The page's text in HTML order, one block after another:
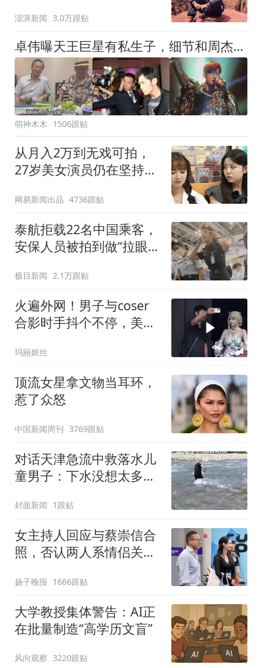
人家属
澎湃新闻 3.0万跟贴
卓伟曝天王巨星有私生子，细节和周杰伦对上了，网友扒出更多关联
萌神木木 1506跟贴
从月入2万到无戏可拍，
27岁美女演员仍在坚持：
网易新闻出品 4736跟贴
泰航拒载22名中国乘客，
安保人员被拍到做“拉眼
系粉丝尾随艺人进休息室
被劝离引发混乱，已惩处
涉事人员
极目新闻 2.1万跟贴
火遍外网！男子与coser
合影时手抖个不停，美女
玛丽姬丝
顶流女星拿文物当耳环，
惹了众怒
中国新闻周刊 3769跟贴
对话天津急流中救落水儿
童男子：下水没想太多，
看见正能量
封面新闻 1跟贴
女主持人回应与蔡崇信合
照，否认两人系情侣关
被曲解成不正常关系，非
常诧异；此前蔡崇信与妻
子官宣离婚
扬子晚报 1666跟贴
大学教授集体警告：AI正
在批量制造“高学历文盲”
风向观察 3220跟贴